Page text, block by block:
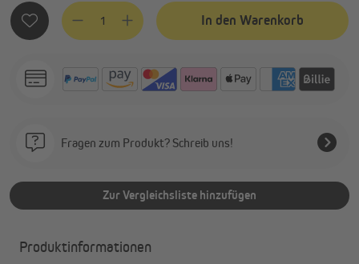
Produkt Anzahl: Gib den gewünschten Wert ein oder
In den Warenkorb
Fragen zum Produkt? Schreib uns!
Zur Vergleichsliste hinzufügen
Produktinformationen